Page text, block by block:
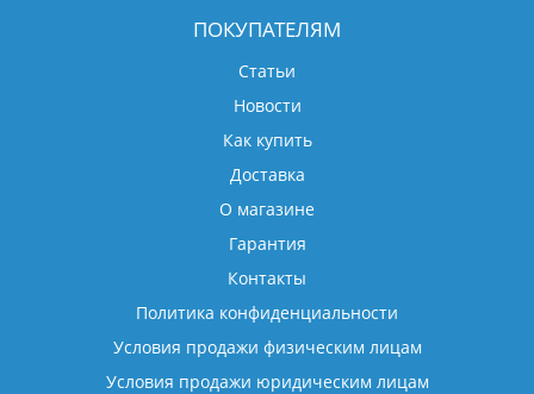
ПОКУПАТЕЛЯМ
Статьи
Новости
Как купить
Доставка
О магазине
Гарантия
Контакты
Политика конфиденциальности
Условия продажи физическим лицам
Условия продажи юридическим лицам